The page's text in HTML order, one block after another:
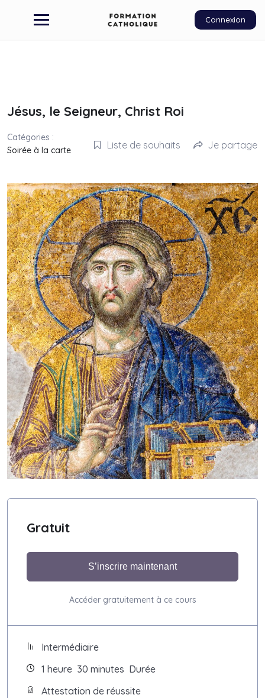
Connexion
Jésus, le Seigneur, Christ Roi
Catégories :
Soirée à la carte
Liste de souhaits Je partage
Gratuit
S’inscrire maintenant
Accéder gratuitement à ce cours
Intermédiaire
1 heure 30 minutes Durée
Attestation de réussite